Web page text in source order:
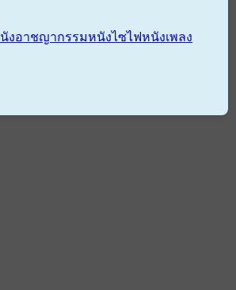
งอาชญากรรมหนังไซไฟหนังเพลง